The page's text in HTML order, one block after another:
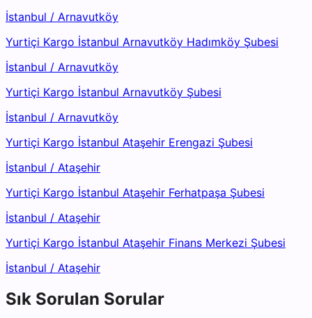
İstanbul / Arnavutköy
Yurtiçi Kargo İstanbul Arnavutköy Hadımköy Şubesi
İstanbul / Arnavutköy
Yurtiçi Kargo İstanbul Arnavutköy Şubesi
İstanbul / Arnavutköy
Yurtiçi Kargo İstanbul Ataşehir Erengazi Şubesi
İstanbul / Ataşehir
Yurtiçi Kargo İstanbul Ataşehir Ferhatpaşa Şubesi
İstanbul / Ataşehir
Yurtiçi Kargo İstanbul Ataşehir Finans Merkezi Şubesi
İstanbul / Ataşehir
Sık Sorulan Sorular